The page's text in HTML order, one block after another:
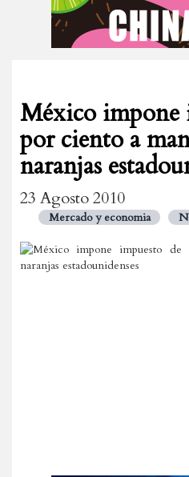
México impone
por ciento a
naranjas
23 Agosto 2010
Mercado y economia